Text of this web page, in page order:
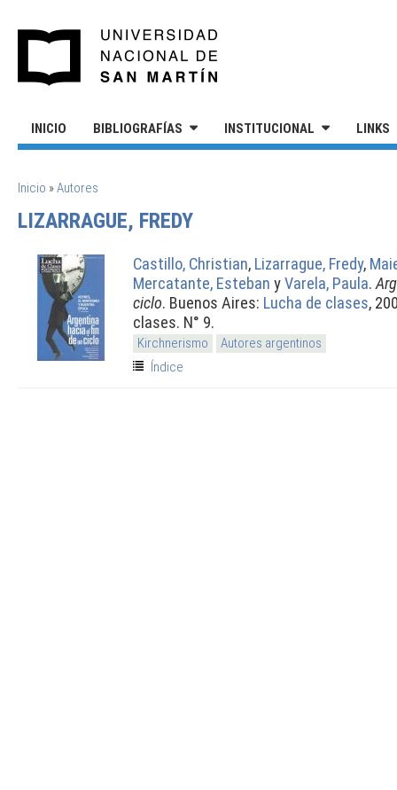
INICIO BIBLIOGRAFÍAS INSTITUCIONAL LINKS
SE ENCUENTRA USTED AQUÍ
Inicio »Autores
LIZARRAGUE, FREDY
Castillo, Christian, Lizarrague, Fredy,
Mercatante, Esteban yVarela, Paula.
ciclo. Buenos Aires: Lucha de clases,
clases. N° 9.
Kirchnerismo
Autores argentinos
Índice